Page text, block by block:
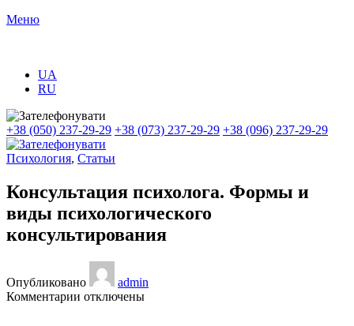
Меню
UA
RU
+38 (050) 237-29-29 +38 (073) 237-29-29 +38 (096) 237-29-29
Психология, Статьи
Консультация психолога. Формы и
виды психологического
консультирования
Опубликовано
admin
Комментарии котключены